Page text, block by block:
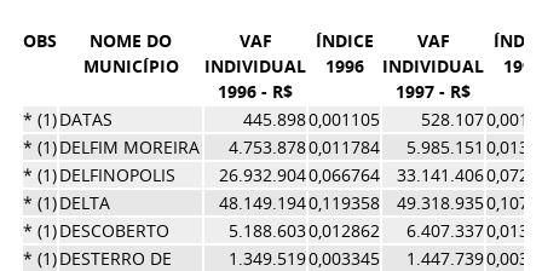
OBS
NOME DO
MUNICÍPIO
VAF
INDIVIDUAL
1996 - R$
ÍNDICE
1996
VAF
INDIVIDUAL
1997 - R$
1997
* (1)DATAS 445.8980,001105 528.107
* (1)DELFIM MOREIRA 4.753.8780,011784 5.985.151
* (1)DELFINOPOLIS 26.932.9040,066764 33.141.406
* (1)DELTA 48.149.1940,119358 49.318.935
* (1)DESCOBERTO 5.188.6030,012862 6.407.337
* (1)DESTERRO DE
1.349.5190,003345 1.447.739